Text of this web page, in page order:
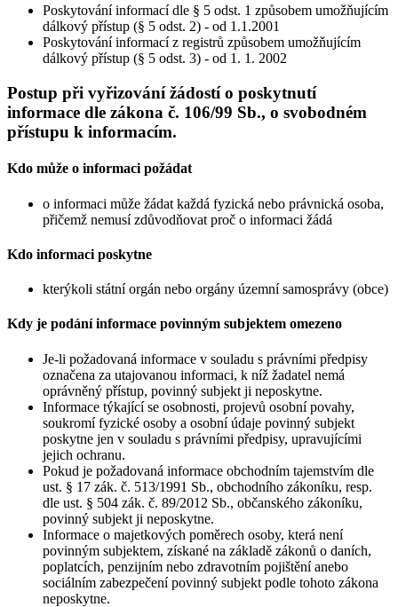
Poskytování informací dle § 5 odst. 1 způsobem umožňujícím
dálkový přístup (§ 5 odst. 2) - od 1.1.2001
Poskytování informací z registrů způsobem umožňujícím
dálkový přístup (§ 5 odst. 3) - od 1. 1. 2002
Postup při vyřizování žádostí o poskytnutí
informace dle zákona č. 106/99 Sb., o svobodném
přístupu k informacím.
Kdo může o informaci požádat
o informaci může žádat každá fyzická nebo právnická osoba,
přičemž nemusí zdůvodňovat proč o informaci žádá
Kdo informaci poskytne
kterýkoli státní orgán nebo orgány územní samosprávy (obce)
Kdy je podání informace povinným subjektem omezeno
Je-li požadovaná informace v souladu s právními předpisy
označena za utajovanou informaci, k níž žadatel nemá
oprávněný přístup, povinný subjekt ji neposkytne.
Informace týkající se osobnosti, projevů osobní povahy,
soukromí fyzické osoby a osobní údaje povinný subjekt
poskytne jen v souladu s právními předpisy, upravujícími
jejich ochranu.
Pokud je požadovaná informace obchodním tajemstvím dle
ust. § 17 zák. č. 513/1991 Sb., obchodního zákoníku, resp.
dle ust. § 504 zák. č. 89/2012 Sb., občanského zákoníku,
povinný subjekt ji neposkytne.
Informace o majetkových poměrech osoby, která není
povinným subjektem, získané na základě zákonů o daních,
poplatcích, penzijním nebo zdravotním pojištění anebo
sociálním zabezpečení povinný subjekt podle tohoto zákona
neposkytne.